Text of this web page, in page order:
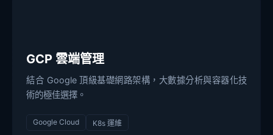
GCP 雲端管理
結合 Google 頂級基礎網路架構，大數據分析與容器化技
術的極佳選擇。
Google Cloud K8s 運維